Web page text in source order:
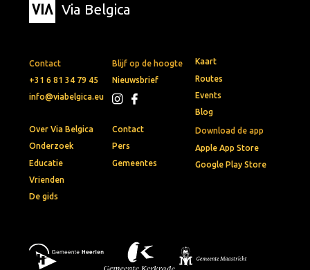
Via Belgica
Contact
+31 6 81 34 79 45
info@viabelgica.eu
Blijf op de hoogte
Nieuwsbrief
Download de app
Apple App Store
Google Play Store
Kaart
Routes
Events
Blog
Over Via Belgica
Onderzoek
Educatie
Vrienden
De gids
Contact
Pers
Gemeentes